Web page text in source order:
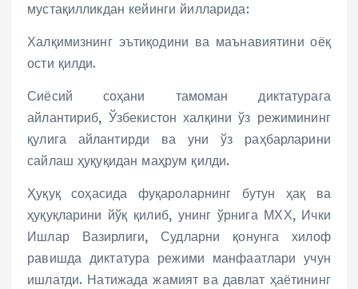
мустақилликдан кейинги йилларида:
Халқимизнинг эътиқодини ва маънавиятини оёқ
ости қилди.
Сиёсий соҳани тамоман диктатурага
айлантириб, Ўзбекистон халқини ўз режимининг
қулига айлантирди ва уни ўз раҳбарларини
сайлаш ҳуқуқидан маҳрум қилди.
Ҳуқуқ соҳасида фуқароларнинг бутун ҳақ ва
ҳуқуқларини йўқ қилиб, унинг ўрнига МХХ, Ички
Ишлар Вазирлиги, Судларни қонунга хилоф
равишда диктатура режими манфаатлари учун
ишлатди. Натижада жамият ва давлат ҳаётининг